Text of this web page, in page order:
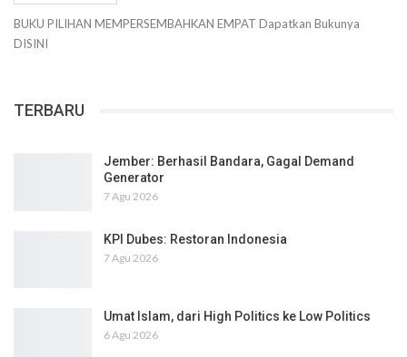
BUKU PILIHAN MEMPERSEMBAHKAN EMPAT Dapatkan Bukunya
DISINI
TERBARU
Jember: Berhasil Bandara, Gagal Demand
Generator
7 Agu 2026
KPI Dubes: Restoran Indonesia
7 Agu 2026
Umat Islam, dari High Politics ke Low Politics
6 Agu 2026